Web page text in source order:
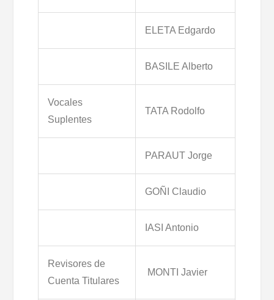
ELETA Edgardo
BASILE Alberto
Vocales
Suplentes
TATA Rodolfo
PARAUT Jorge
GOÑI Claudio
IASI Antonio
Revisores de
Cuenta Titulares
MONTI Javier